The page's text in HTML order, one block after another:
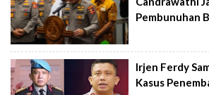
Pembunuhan
Irjen Ferdy
Kasus